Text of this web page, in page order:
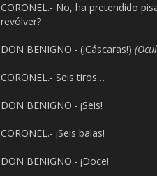
CORONEL.- No, ha pretendido
revólver?
DON BENIGNO.- (¡Cáscaras!)
CORONEL.- Seis tiros…
DON BENIGNO.- ¡Seis!
CORONEL.- ¡Seis balas!
DON BENIGNO.- ¡Doce!